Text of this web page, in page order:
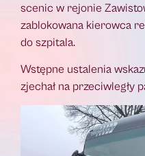
scenic w rejonie
zablokowana kierowca
do szpitala.
Wstępne ustalenia
zjechał na przeciwległy